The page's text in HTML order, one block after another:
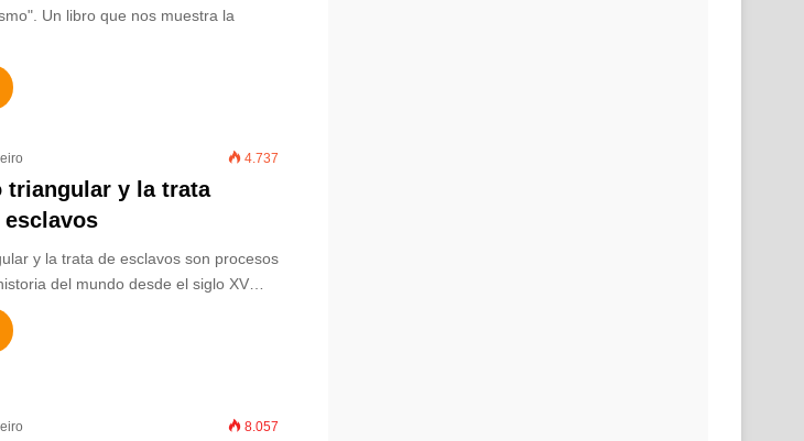
Un libro que nos muestra la
4.737
triangular y la trata
y la trata de esclavos son procesos
del mundo desde el siglo XV…
8.057